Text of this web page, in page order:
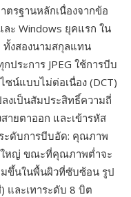
ตรฐานหลักเนื่องจากข้อ
ะ Windows ยุคแรก ใน
งสองนามสกุลแทน
ระการ JPEG ใช้การบีบ
น์แบบไม่ต่อเนื่อง (DCT)
งเป็นสัมประสิทธิ์ความถี่
ยตาออก และเข้ารหัส
ะดับการบีบอัด: คุณภาพ
ใหญ่ ขณะที่คุณภาพต่ำจะ
ขึ้นในพื้นผิวที่ซับซ้อน รูป
และเทาระดับ 8 บิต